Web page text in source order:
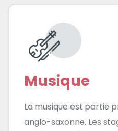
Musique
La musique est partie
anglo-saxonne. Les